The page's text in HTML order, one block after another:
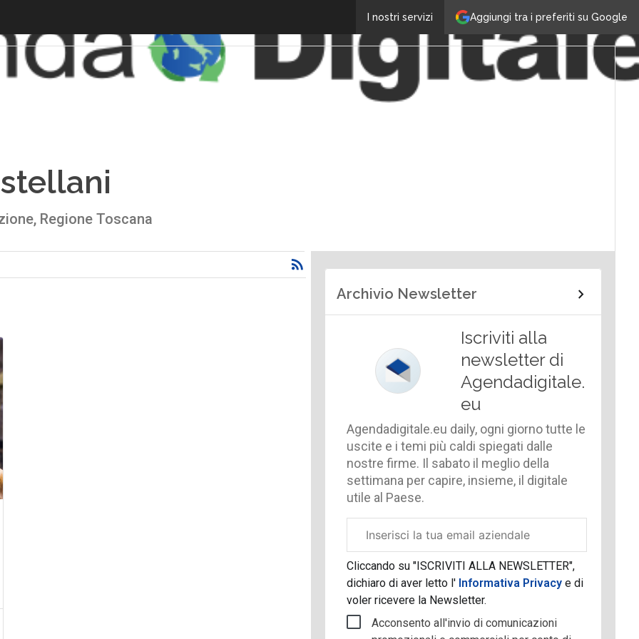
Aggiungi tra i preferiti su Google
I nostri servizi
Regione Toscana
Archivio Newsletter
Iscriviti alla
newsletter di
Agendadigitale.
eu
Agendadigitale.eu daily, ogni giorno tutte le
uscite e i temi più caldi spiegati dalle
nostre firme. Il sabato il meglio della
settimana per capire, insieme, il digitale
utile al Paese.
aziendale
Cliccando su "ISCRIVITI ALLA NEWSLETTER",
dichiaro di aver letto l' Informativa Privacye di
voler ricevere la Newsletter.
Acconsento all'invio di comunicazioni